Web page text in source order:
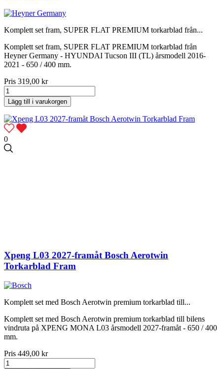
Komplett set fram, SUPER FLAT PREMIUM torkarblad från...
Komplett set fram, SUPER FLAT PREMIUM torkarblad från
Heyner Germany - HYUNDAI Tucson III (TL) årsmodell 2016-
2021 - 650 / 400 mm.
Pris 319,00 kr
Lägg till i varukorgen
0
Xpeng L03 2027-framåt Bosch Aerotwin
Torkarblad Fram
Komplett set med Bosch Aerotwin premium torkarblad till...
Komplett set med Bosch Aerotwin premium torkarblad till bilens
vindruta på XPENG MONA L03 årsmodell 2027-framåt - 650 / 400
mm.
Pris 449,00 kr